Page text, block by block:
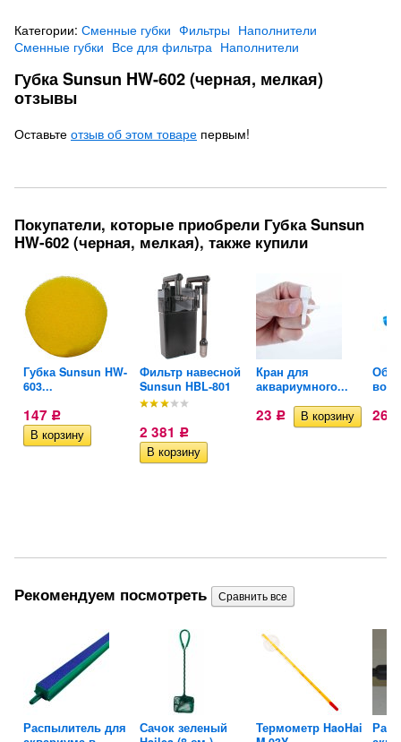
Категории: Сменные губки Фильтры Наполнители
Сменные губки Все для фильтра Наполнители
Губка Sunsun HW-602 (черная, мелкая)
отзывы
Оставьте отзыв об этом товаре первым!
Покупатели, которые приобрели Губка Sunsun
HW-602 (черная, мелкая), также купили
Губка Sunsun HW-
603...
147 Р
Фильтр навесной
Sunsun HBL-801
2 381 Р
Кран для
аквариумного...
23 Р 26
Рекомендуем посмотреть
Распылитель для
Сачок зеленый
Термометр HaoHai